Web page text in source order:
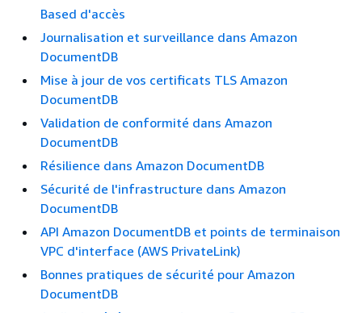
Based d'accès
Journalisation et surveillance dans Amazon
DocumentDB
Mise à jour de vos certificats TLS Amazon
DocumentDB
Validation de conformité dans Amazon
DocumentDB
Résilience dans Amazon DocumentDB
Sécurité de l'infrastructure dans Amazon
DocumentDB
API Amazon DocumentDB et points de terminaison
VPC d'interface (AWS PrivateLink)
Bonnes pratiques de sécurité pour Amazon
DocumentDB